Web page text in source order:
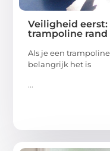
Veiligheid
trampoline rand
Als je een
belangrijk het is
...